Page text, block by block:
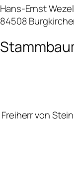
Hans-Ernst Wezel
84508
Freiherr von Stein